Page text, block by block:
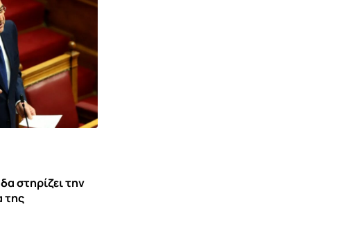
στηρίζει την
της